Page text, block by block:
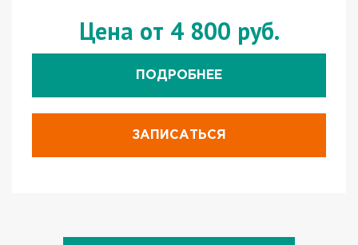
Цена от 4 800 руб.
ПОДРОБНЕЕ
ЗАПИСАТЬСЯ